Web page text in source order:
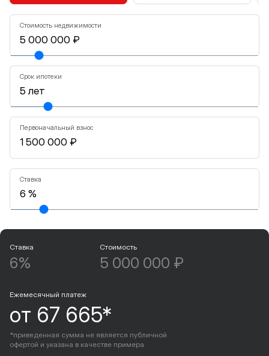
Стоимость недвижимости
Срок ипотеки
Первоначальный взнос
Ставка
Ставка
6%
Стоимость
5 000 000 ₽
Ежемесячный платеж
от 67 665*
*приведенная сумма не является публичной
офертой и указана в качестве примера